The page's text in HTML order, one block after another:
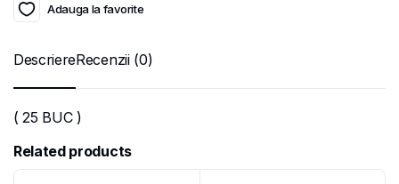
Adauga la favorite
DescriereRecenzii (0)
( 25 BUC )
Related products